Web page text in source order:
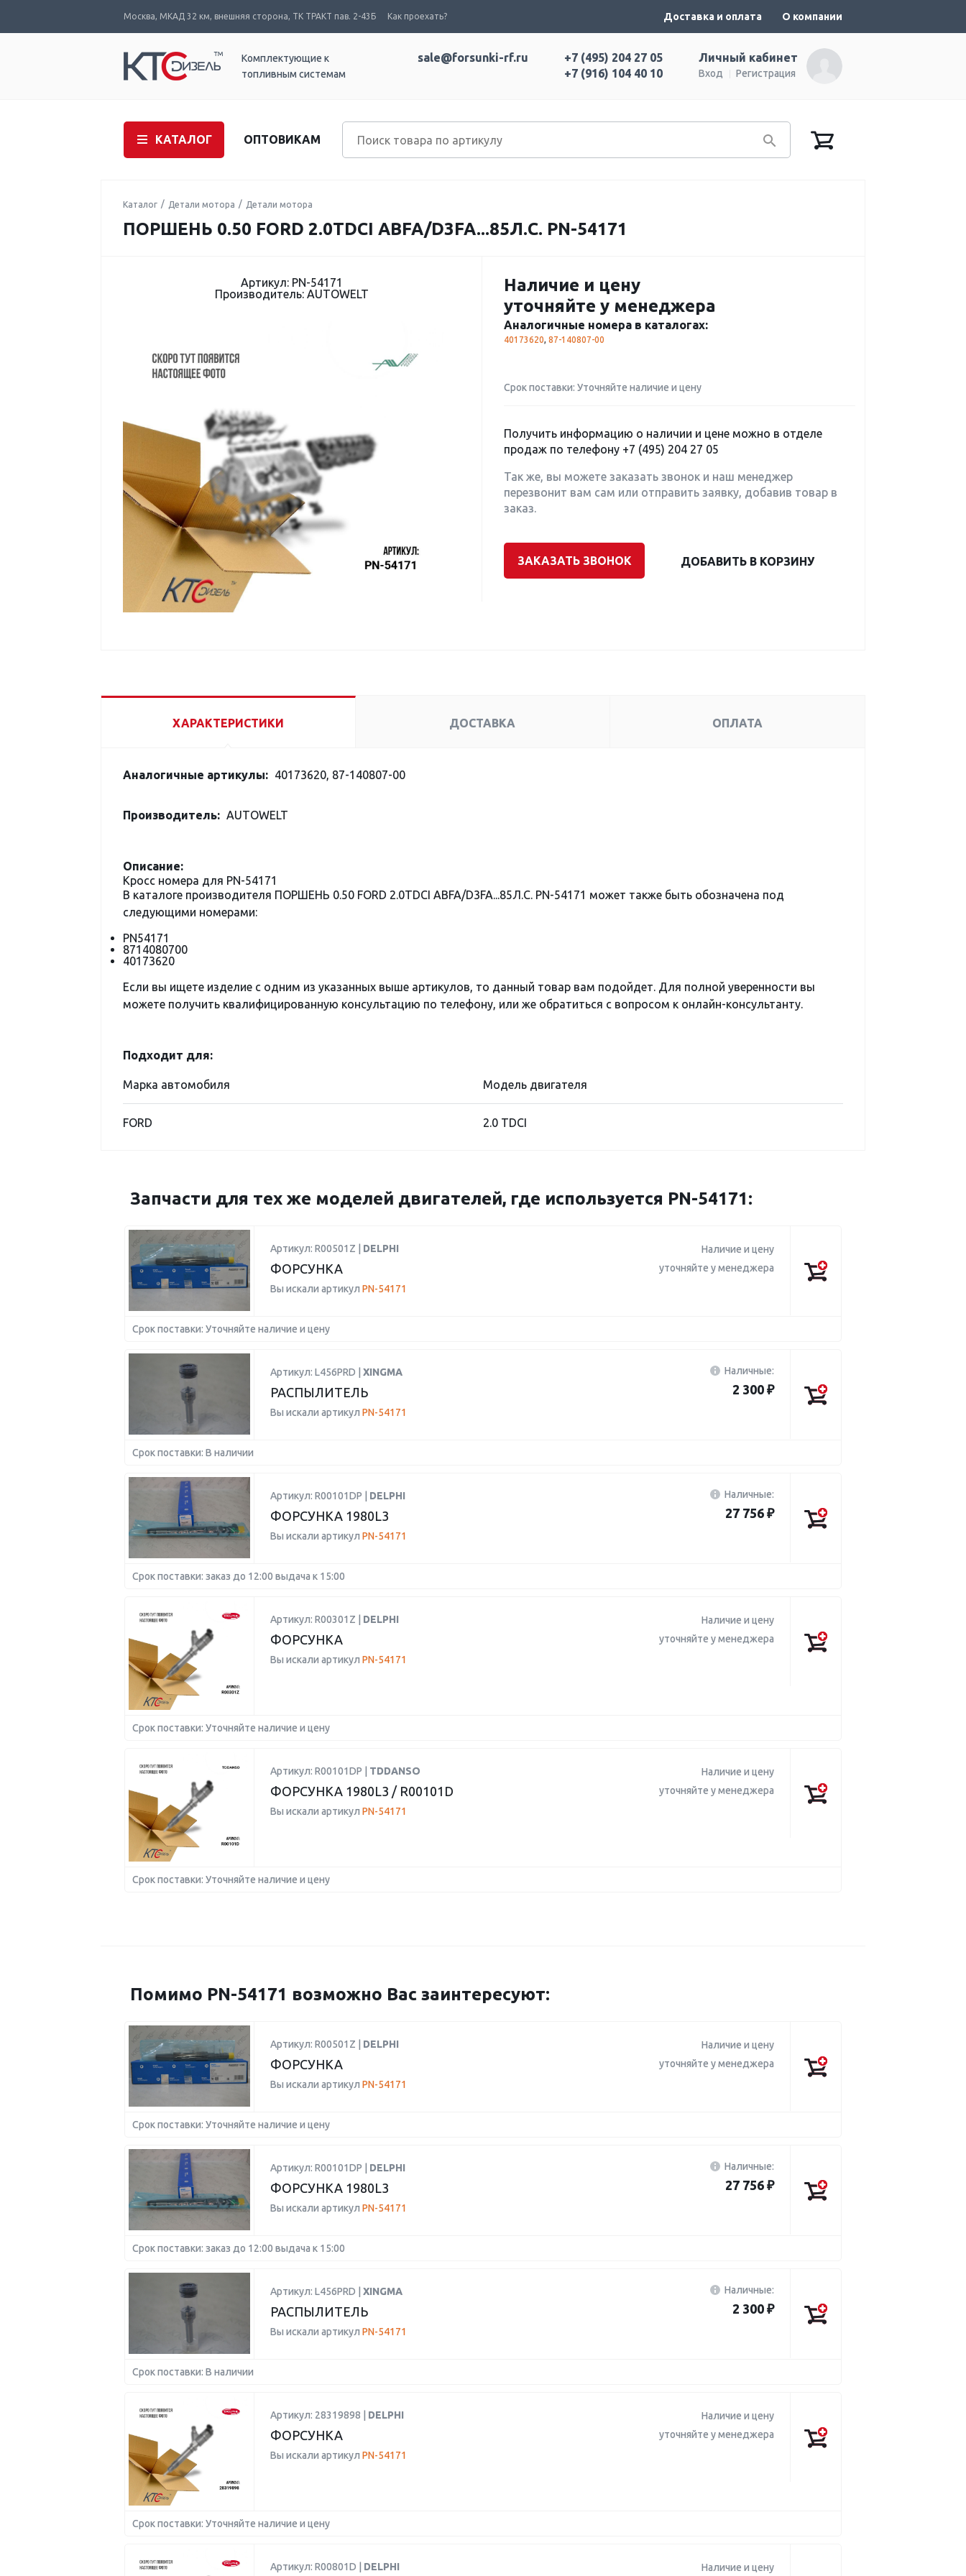
Москва, МКАД 32 км, внешняя сторона, ТК ТРАКТ пав. 2-43Б Как проехать? Доставка и оплата О компании
Комплектующие к
топливным системам
Личный кабинет
Вход Регистрация
+7 (495) 204 27 05
+7 (916) 104 40 10
sale@forsunki-rf.ru
КАТАЛОГ ОПТОВИКАМ
Каталог Детали мотора Детали мотора
ПОРШЕНЬ 0.50 FORD 2.0TDCI ABFA/D3FA...85Л.С. PN-54171
Артикул: PN-54171
Производитель: AUTOWELT
Наличие и цену
уточняйте у менеджера
Аналогичные номера в каталогах:
40173620, 87-140807-00
Срок поставки: Уточняйте наличие и цену
Получить информацию о наличии и цене можно в отделе
продаж по телефону +7 (495) 204 27 05
Так же, вы можете заказать звонок и наш менеджер
перезвонит вам сам или отправить заявку, добавив товар в
заказ.
ЗАКАЗАТЬ ЗВОНОК ДОБАВИТЬ В КОРЗИНУ
ХАРАКТЕРИСТИКИ ДОСТАВКА ОПЛАТА
Аналогичные артикулы: 40173620, 87-140807-00
Производитель: AUTOWELT
Описание:
Кросс номера для PN-54171
В каталоге производителя ПОРШЕНЬ 0.50 FORD 2.0TDCI ABFA/D3FA...85Л.С. PN-54171 может также быть обозначена под
следующими номерами:
PN54171
8714080700
40173620
Если вы ищете изделие с одним из указанных выше артикулов, то данный товар вам подойдет. Для полной уверенности вы
можете получить квалифицированную консультацию по телефону, или же обратиться с вопросом к онлайн-консультанту.
Подходит для:
Марка автомобиля Модель двигателя
FORD 2.0 TDCI
Запчасти для тех же моделей двигателей, где используется PN-54171:
Артикул: R00501Z | DELPHI
ФОРСУНКА
Вы искали артикул PN-54171
Наличие и цену
уточняйте у менеджера
Срок поставки: Уточняйте наличие и цену
Артикул: L456PRD | XINGMA
РАСПЫЛИТЕЛЬ
Вы искали артикул PN-54171
Наличные:
2 300 ₽
Срок поставки: В наличии
Артикул: R00101DP | DELPHI
ФОРСУНКА 1980L3
Вы искали артикул PN-54171
Наличные:
27 756 ₽
Срок поставки: заказ до 12:00 выдача к 15:00
Артикул: R00301Z | DELPHI
ФОРСУНКА
Вы искали артикул PN-54171
Наличие и цену
уточняйте у менеджера
Срок поставки: Уточняйте наличие и цену
Артикул: R00101DP | TDDANSO
ФОРСУНКА 1980L3 / R00101D
Вы искали артикул PN-54171
Наличие и цену
уточняйте у менеджера
Срок поставки: Уточняйте наличие и цену
Помимо PN-54171 возможно Вас заинтересуют:
Артикул: R00501Z | DELPHI
ФОРСУНКА
Вы искали артикул PN-54171
Наличие и цену
уточняйте у менеджера
Срок поставки: Уточняйте наличие и цену
Артикул: R00101DP | DELPHI
ФОРСУНКА 1980L3
Вы искали артикул PN-54171
Наличные:
27 756 ₽
Срок поставки: заказ до 12:00 выдача к 15:00
Артикул: L456PRD | XINGMA
РАСПЫЛИТЕЛЬ
Вы искали артикул PN-54171
Наличные:
2 300 ₽
Срок поставки: В наличии
Артикул: 28319898 | DELPHI
ФОРСУНКА
Вы искали артикул PN-54171
Наличие и цену
уточняйте у менеджера
Срок поставки: Уточняйте наличие и цену
Артикул: R00801D | DELPHI Наличие и цену